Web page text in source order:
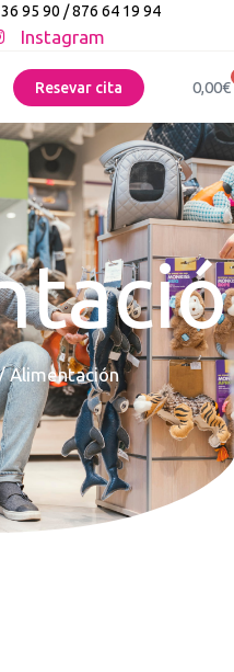
95 90 / 876 64 19 94
Instagram
Resevar cita 0,00€
Alimentación